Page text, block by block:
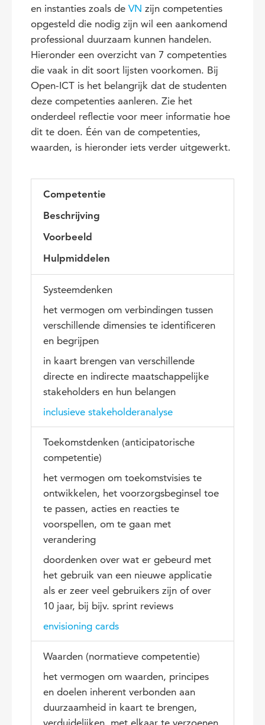
en instanties zoals de VN zijn competenties
opgesteld die nodig zijn wil een aankomend
professional duurzaam kunnen handelen.
Hieronder een overzicht van 7 competenties
die vaak in dit soort lijsten voorkomen. Bij
Open-ICT is het belangrijk dat de studenten
deze competenties aanleren. Zie het
onderdeel reflectie voor meer informatie hoe
dit te doen. Één van de competenties,
waarden, is hieronder iets verder uitgewerkt.
Competentie
Beschrijving
Voorbeeld
Hulpmiddelen
Systeemdenken
het vermogen om verbindingen tussen
verschillende dimensies te identificeren
en begrijpen
in kaart brengen van verschillende
directe en indirecte maatschappelijke
stakeholders en hun belangen
inclusieve stakeholderanalyse
Toekomstdenken (anticipatorische
competentie)
het vermogen om toekomstvisies te
ontwikkelen, het voorzorgsbeginsel toe
te passen, acties en reacties te
voorspellen, om te gaan met
verandering
doordenken over wat er gebeurd met
het gebruik van een nieuwe applicatie
als er zeer veel gebruikers zijn of over
10 jaar, bij bijv. sprint reviews
envisioning cards
Waarden (normatieve competentie)
het vermogen om waarden, principes
en doelen inherent verbonden aan
duurzaamheid in kaart te brengen,